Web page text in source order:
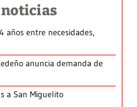
años entre necesidades,
anuncia demanda de
a San Miguelito